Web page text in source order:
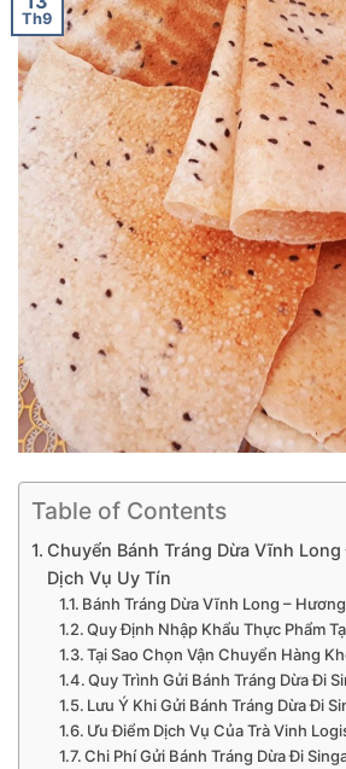
Th9
Table of Contents
Chuyển Bánh Tráng Dừa Vĩnh
Dịch Vụ Uy Tín
Bánh Tráng Dừa Vĩnh Long –
Quy Định Nhập Khẩu Thực Phẩm
Tại Sao Chọn Vận Chuyển Hàng
Quy Trình Gửi Bánh Tráng Dừa Đi
Lưu Ý Khi Gửi Bánh Tráng Dừa Đi
Ưu Điểm Dịch Vụ Của Trà Vinh
Chi Phí Gửi Bánh Tráng Dừa Đi